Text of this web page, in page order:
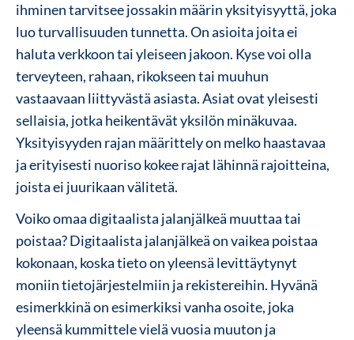
ihminen tarvitsee jossakin määrin yksityisyyttä, joka
luo turvallisuuden tunnetta. On asioita joita ei
haluta verkkoon tai yleiseen jakoon. Kyse voi olla
terveyteen, rahaan, rikokseen tai muuhun
vastaavaan liittyvästä asiasta. Asiat ovat yleisesti
sellaisia, jotka heikentävät yksilön minäkuvaa.
Yksityisyyden rajan määrittely on melko haastavaa
ja erityisesti nuoriso kokee rajat lähinnä rajoitteina,
joista ei juurikaan välitetä.
Voiko omaa digitaalista jalanjälkeä muuttaa tai
poistaa? Digitaalista jalanjälkeä on vaikea poistaa
kokonaan, koska tieto on yleensä levittäytynyt
moniin tietojärjestelmiin ja rekistereihin. Hyvänä
esimerkkinä on esimerkiksi vanha osoite, joka
yleensä kummittele vielä vuosia muuton ja